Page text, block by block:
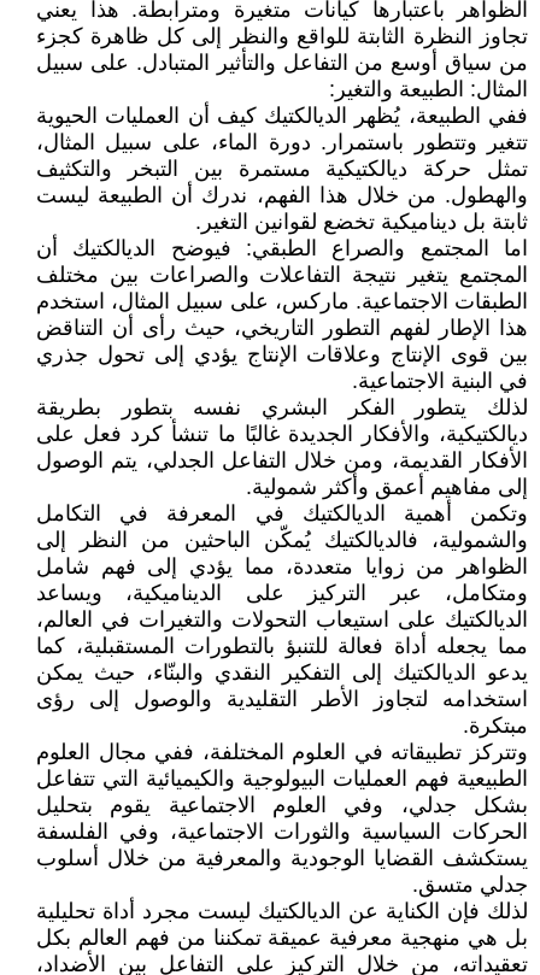
الظواهر باعتبارها كيانات متغيرة ومترابطة. هذا يعني
تجاوز النظرة الثابتة للواقع والنظر إلى كل ظاهرة كجزء
من سياق أوسع من التفاعل والتأثير المتبادل. على سبيل
المثال: الطبيعة والتغير:
ففي الطبيعة، يُظهر الديالكتيك كيف أن العمليات الحيوية
تتغير وتتطور باستمرار. دورة الماء، على سبيل المثال،
تمثل حركة ديالكتيكية مستمرة بين التبخر والتكثيف
والهطول. من خلال هذا الفهم، ندرك أن الطبيعة ليست
ثابتة بل ديناميكية تخضع لقوانين التغير.
اما المجتمع والصراع الطبقي: فيوضح الديالكتيك أن
المجتمع يتغير نتيجة التفاعلات والصراعات بين مختلف
الطبقات الاجتماعية. ماركس، على سبيل المثال، استخدم
هذا الإطار لفهم التطور التاريخي، حيث رأى أن التناقض
بين قوى الإنتاج وعلاقات الإنتاج يؤدي إلى تحول جذري
في البنية الاجتماعية.
لذلك يتطور الفكر البشري نفسه بتطور بطريقة
ديالكتيكية، والأفكار الجديدة غالبًا ما تنشأ كرد فعل على
الأفكار القديمة، ومن خلال التفاعل الجدلي، يتم الوصول
إلى مفاهيم أعمق وأكثر شمولية.
وتكمن أهمية الديالكتيك في المعرفة في التكامل
والشمولية، فالديالكتيك يُمكّن الباحثين من النظر إلى
الظواهر من زوايا متعددة، مما يؤدي إلى فهم شامل
ومتكامل، عبر التركيز على الديناميكية، ويساعد
الديالكتيك على استيعاب التحولات والتغيرات في العالم،
مما يجعله أداة فعالة للتنبؤ بالتطورات المستقبلية، كما
يدعو الديالكتيك إلى التفكير النقدي والبنّاء، حيث يمكن
استخدامه لتجاوز الأطر التقليدية والوصول إلى رؤى
مبتكرة.
وتتركز تطبيقاته في العلوم المختلفة، ففي مجال العلوم
الطبيعية فهم العمليات البيولوجية والكيميائية التي تتفاعل
بشكل جدلي، وفي العلوم الاجتماعية يقوم بتحليل
الحركات السياسية والثورات الاجتماعية، وفي الفلسفة
يستكشف القضايا الوجودية والمعرفية من خلال أسلوب
جدلي متسق.
لذلك فإن الكناية عن الديالكتيك ليست مجرد أداة تحليلية
بل هي منهجية معرفية عميقة تمكننا من فهم العالم بكل
تعقيداته، من خلال التركيز على التفاعل بين الأضداد،